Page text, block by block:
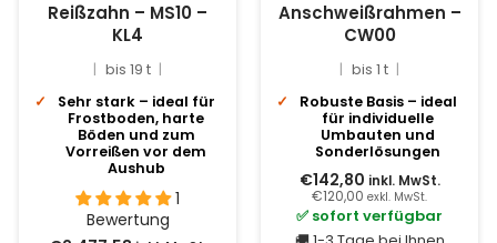
Reißzahn – MS10 –
KL4
bis 19 t
Sehr stark – ideal für
Frostboden, harte
Böden und zum
Vorreißen vor dem
Aushub
1
Bewertung
Anschweißrahmen –
CW00
bis 1 t
Robuste Basis – ideal
für individuelle
Umbauten und
Sonderlösungen
€142,80 inkl. MwSt.
€120,00 exkl. MwSt.
✅ sofort verfügbar